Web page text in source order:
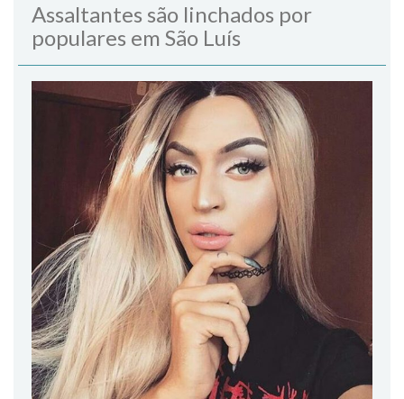
Assaltantes são linchados por
populares em São Luís